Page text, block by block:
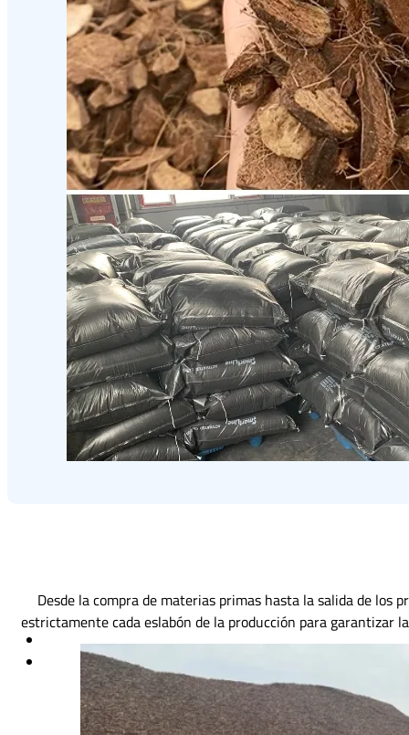
Desde la compra de materias primas hasta la salida de los
estrictamente cada eslabón de la producción para garantizar